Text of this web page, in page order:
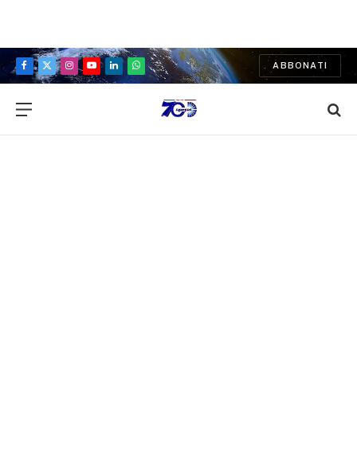
Facebook
X
Instagram
YouTubeLinkedInWhatsApp
ABBONATI